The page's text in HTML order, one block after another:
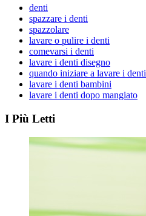
denti
spazzare i denti
spazzolare
lavare o pulire i denti
comevarsi i denti
lavare i denti disegno
quando iniziare a lavare i denti
lavare i denti bambini
lavare i denti dopo mangiato
I Più Letti